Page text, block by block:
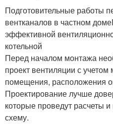
Подготовительные работы
вентканалов в частном
эффективной
котельной
Перед началом монтажа
проект вентиляции с
помещения, расположения
Проектирование лучше
которые проведут расчеты
схему.